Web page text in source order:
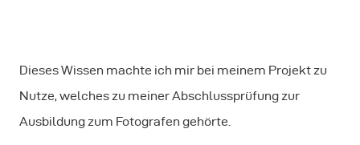
Dieses Wissen machte ich mir bei meinem Projekt zu
Nutze, welches zu meiner Abschlussprüfung zur
Ausbildung zum Fotografen gehörte.